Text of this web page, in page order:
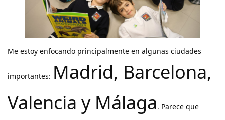
Me estoy enfocando principalmente en algunas ciudades
importantes: Madrid, Barcelona,
Valencia y Málaga. Parece que